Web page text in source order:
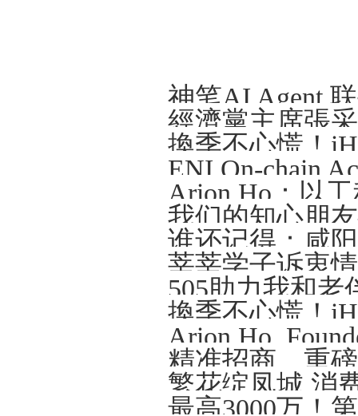
Arion Ho：以
我们的知心朋
谁还记得：咸
莘莘学子诉衷情
505助力我和老
精准招商、重
繁花绽凤城 消